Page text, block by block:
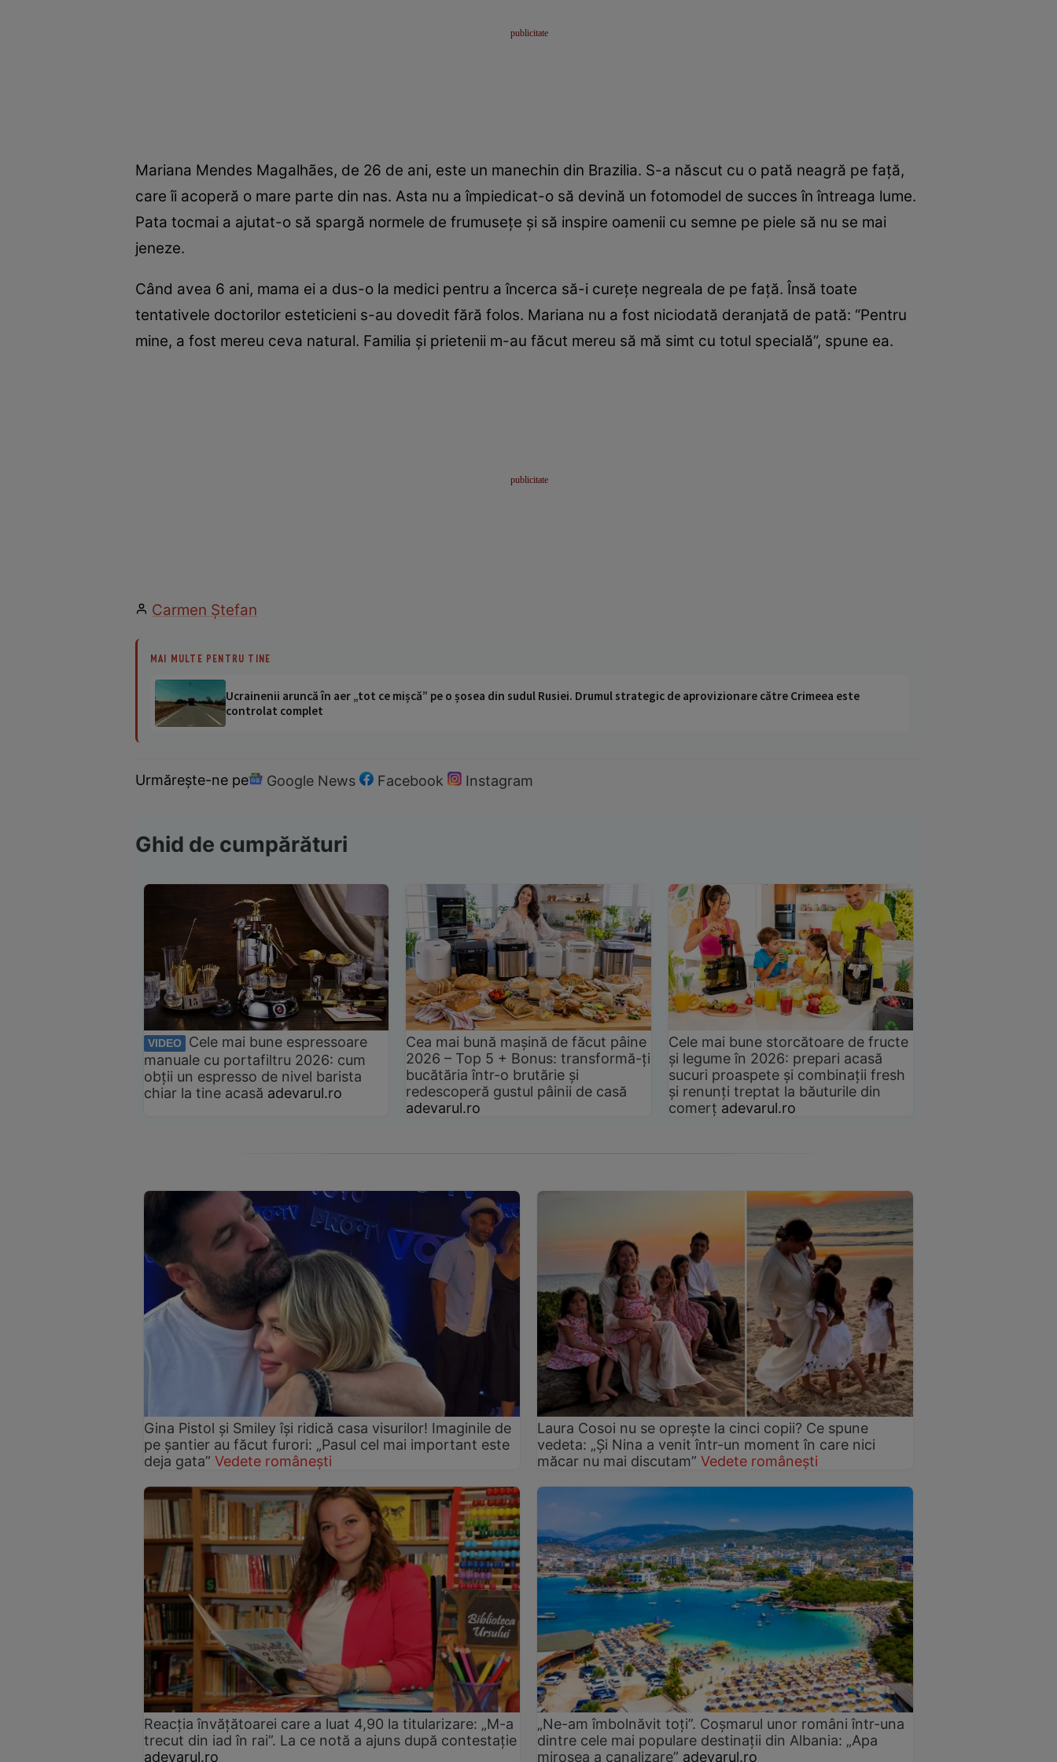
Mariana Mendes Magalhães, de 26 de ani, este un manechin din Brazilia. S-a născut cu o pată neagră pe faţă,
care îi acoperă o mare parte din nas. Asta nu a împiedicat-o să devină un fotomodel de succes în întreaga lume.
Pata tocmai a ajutat-o să spargă normele de frumuseţe şi să inspire oamenii cu semne pe piele să nu se mai
jeneze.
Când avea 6 ani, mama ei a dus-o la medici pentru a încerca să-i cureţe negreala de pe faţă. Însă toate
tentativele doctorilor esteticieni s-au dovedit fără folos. Mariana nu a fost niciodată deranjată de pată: “Pentru
mine, a fost mereu ceva natural. Familia şi prietenii m-au făcut mereu să mă simt cu totul specială”, spune ea.
Carmen Ştefan
MAI MULTE PENTRU TINE
Ucrainenii aruncă în aer „tot ce mișcă” pe o șosea din sudul Rusiei. Drumul strategic de aprovizionare către Crimeea este
controlat complet
Urmărește-ne pe Google News Facebook Instagram
Ghid de cumpărături
VIDEO
Cele mai bune espressoare
manuale cu portafiltru 2026: cum
obții un espresso de nivel barista
chiar la tine acasă adevarul.ro
Cea mai bună mașină de făcut pâine
2026 – Top 5 + Bonus: transformă-ți
bucătăria într-o brutărie și
redescoperă gustul pâinii de casă
adevarul.ro
Cele mai bune storcătoare de fructe
și legume în 2026: prepari acasă
sucuri proaspete și combinații fresh
și renunți treptat la băuturile din
comerț adevarul.ro
Gina Pistol și Smiley își ridică casa visurilor! Imaginile de
pe șantier au făcut furori: „Pasul cel mai important este
deja gata” Vedete românești
Laura Cosoi nu se oprește la cinci copii? Ce spune
vedeta: „Și Nina a venit într-un moment în care nici
măcar nu mai discutam” Vedete românești
Reacția învățătoarei care a luat 4,90 la titularizare: „M-a
trecut din iad în rai”. La ce notă a ajuns după contestație
adevarul.ro
„Ne-am îmbolnăvit toți”. Coșmarul unor români într-una
dintre cele mai populare destinații din Albania: „Apa
mirosea a canalizare” adevarul.ro